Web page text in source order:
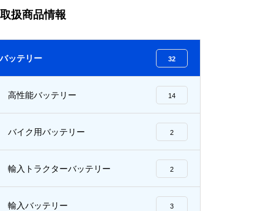
UC25.0
ター MDX-600 / OP-BT200
GS YUASA ECO.R ENjシリーズ
取扱商品情報
バッテリー 32
高性能バッテリー 14
バイク用バッテリー 2
輸入トラクターバッテリー 2
輸入バッテリー 3